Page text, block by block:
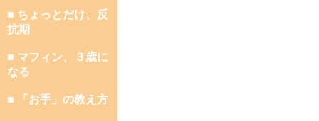
■ ちょっとだけ、反
抗期
■ マフィン、３歳に
なる
■ 「お手」の教え方